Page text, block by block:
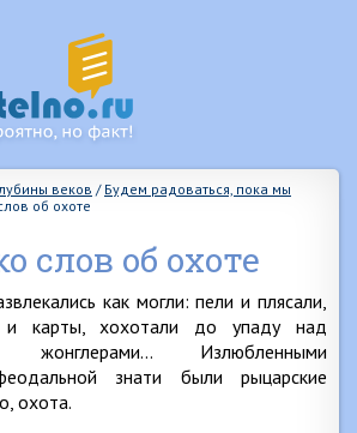
веков / Будем радоваться, пока мы
об охоте
слов об охоте
как могли: пели и плясали,
и карты, хохотали до упаду над
жонглерами… Излюбленными
знати были рыцарские
охота.